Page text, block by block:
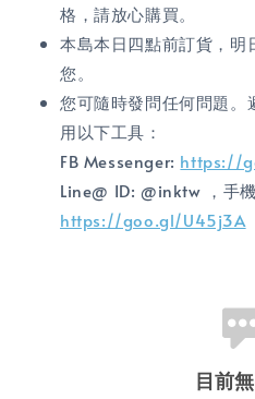
格，請放心購買。
本島本日四點前訂貨，明
您。
您可隨時發問任何問題。
用以下工具：
FB Messenger: https://
Line@ ID: @inktw ，手
https://goo.gl/U45j3A
目前